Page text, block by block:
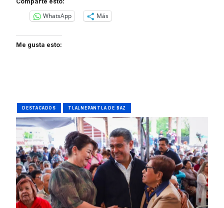
WhatsApp Más
Me gusta esto:
DESTACADOS TLALNEPANTLA DE BAZ